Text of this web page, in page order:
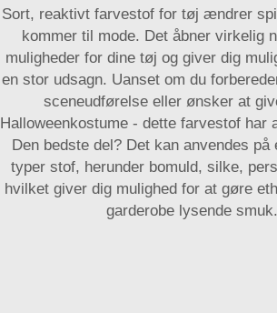
Sort, reaktivt farvestof for tøj ændrer
kommer til mode. Det åbner virkelig
muligheder for dine tøj og giver dig
en stor udsagn. Uanset om du
sceneudførelse eller ønsker at
Halloweenkostume - dette farvestof har
Den bedste del? Det kan anvendes
typer stof, herunder bomuld, silke,
hvilket giver dig mulighed for at gøre
garderobe lysende smuk.